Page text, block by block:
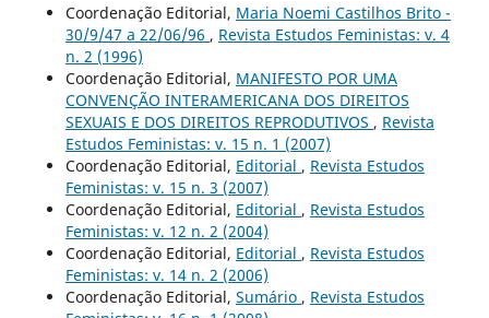
Coordenação Editorial, Maria Noemi Castilhos Brito -
30/9/47 a 22/06/96 , Revista Estudos Feministas: v. 4
n. 2 (1996)
Coordenação Editorial, MANIFESTO POR UMA
CONVENÇÃO INTERAMERICANA DOS DIREITOS
SEXUAIS E DOS DIREITOS REPRODUTIVOS , Revista
Estudos Feministas: v. 15 n. 1 (2007)
Coordenação Editorial, Editorial , Revista Estudos
Feministas: v. 15 n. 3 (2007)
Coordenação Editorial, Editorial , Revista Estudos
Feministas: v. 12 n. 2 (2004)
Coordenação Editorial, Editorial , Revista Estudos
Feministas: v. 14 n. 2 (2006)
Coordenação Editorial, Sumário , Revista Estudos